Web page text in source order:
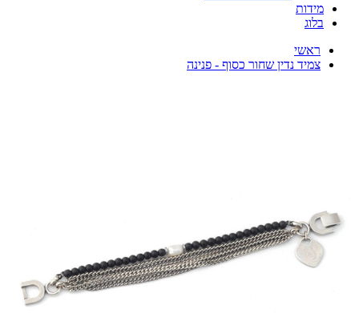
מידות
בלוג
ראשי
צמיד נדין שחור כסוף - פנינה